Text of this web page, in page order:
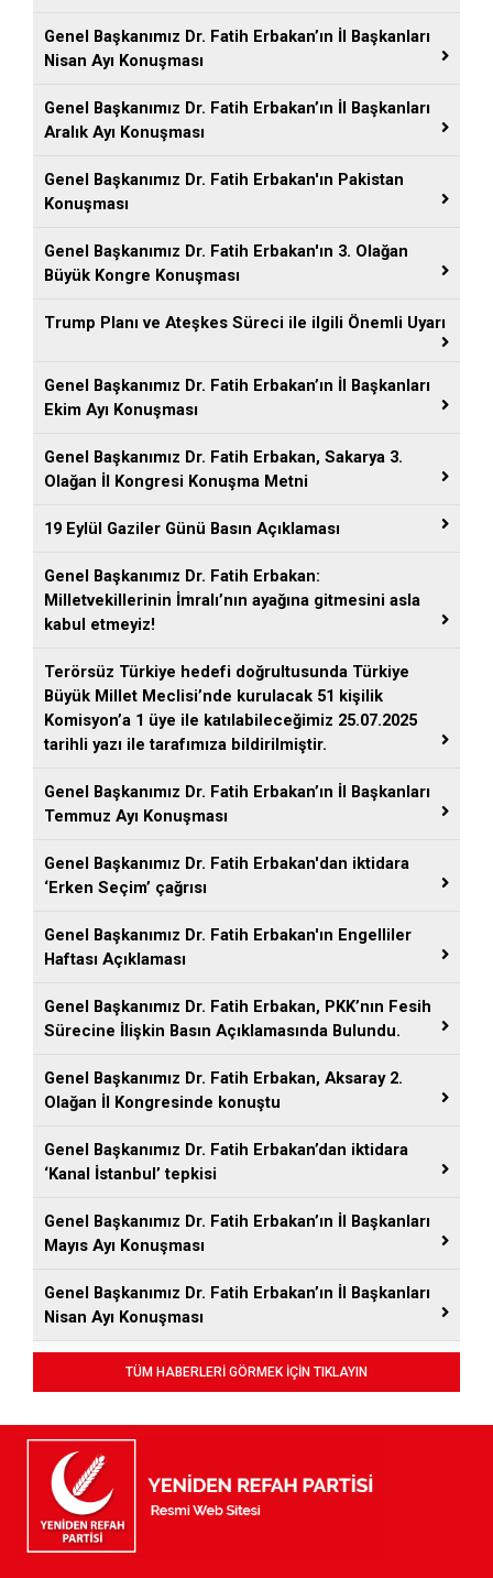
Genel Başkanımız Dr. Fatih Erbakan’ın İl Başkanları
Nisan Ayı Konuşması
Genel Başkanımız Dr. Fatih Erbakan’ın İl Başkanları
Aralık Ayı Konuşması
Genel Başkanımız Dr. Fatih Erbakan'ın Pakistan
Konuşması
Genel Başkanımız Dr. Fatih Erbakan'ın 3. Olağan
Büyük Kongre Konuşması
Trump Planı ve Ateşkes Süreci ile ilgili Önemli Uyarı
Genel Başkanımız Dr. Fatih Erbakan’ın İl Başkanları
Ekim Ayı Konuşması
Genel Başkanımız Dr. Fatih Erbakan, Sakarya 3.
Olağan İl Kongresi Konuşma Metni
19 Eylül Gaziler Günü Basın Açıklaması
Genel Başkanımız Dr. Fatih Erbakan:
Milletvekillerinin İmralı’nın ayağına gitmesini asla
kabul etmeyiz!
Terörsüz Türkiye hedefi doğrultusunda Türkiye
Büyük Millet Meclisi’nde kurulacak 51 kişilik
Komisyon’a 1 üye ile katılabileceğimiz 25.07.2025
tarihli yazı ile tarafımıza bildirilmiştir.
Genel Başkanımız Dr. Fatih Erbakan’ın İl Başkanları
Temmuz Ayı Konuşması
Genel Başkanımız Dr. Fatih Erbakan'dan iktidara
‘Erken Seçim’ çağrısı
Genel Başkanımız Dr. Fatih Erbakan'ın Engelliler
Haftası Açıklaması
Genel Başkanımız Dr. Fatih Erbakan, PKK’nın Fesih
Sürecine İlişkin Basın Açıklamasında Bulundu.
Genel Başkanımız Dr. Fatih Erbakan, Aksaray 2.
Olağan İl Kongresinde konuştu
Genel Başkanımız Dr. Fatih Erbakan’dan iktidara
‘Kanal İstanbul’ tepkisi
Genel Başkanımız Dr. Fatih Erbakan’ın İl Başkanları
Mayıs Ayı Konuşması
Genel Başkanımız Dr. Fatih Erbakan’ın İl Başkanları
Nisan Ayı Konuşması
TÜM HABERLERİ GÖRMEK İÇİN TIKLAYIN